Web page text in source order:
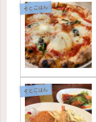
そとごはん
そとごはん